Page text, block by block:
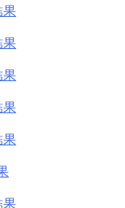
果
果
果
果
果
果